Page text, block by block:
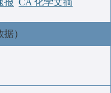
报 CA 化学文摘
）